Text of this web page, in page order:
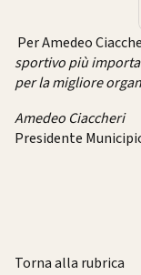
Per Amedeo
sportivo più
per la migliore
Amedeo Ciaccheri
Presidente
Torna alla rubrica